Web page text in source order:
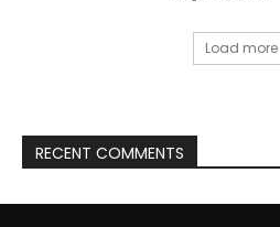
Load more
RECENT COMMENTS